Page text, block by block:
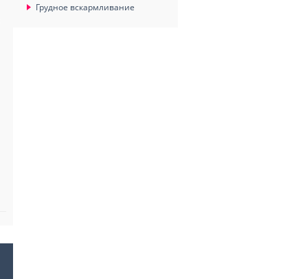
Грудное вскармливание